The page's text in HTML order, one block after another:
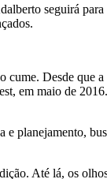
seguirá
cume. Desde
em maio de
planejamento,
Até lá, os